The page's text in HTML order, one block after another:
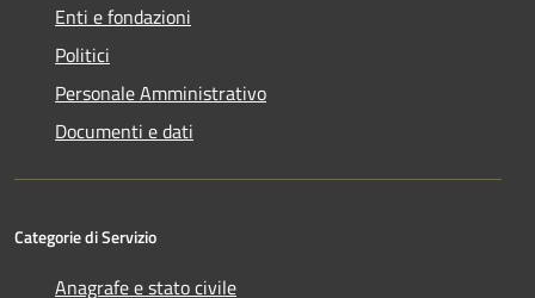
Enti e fondazioni
Politici
Personale Amministrativo
Documenti e dati
Categorie di Servizio
Anagrafe e stato civile